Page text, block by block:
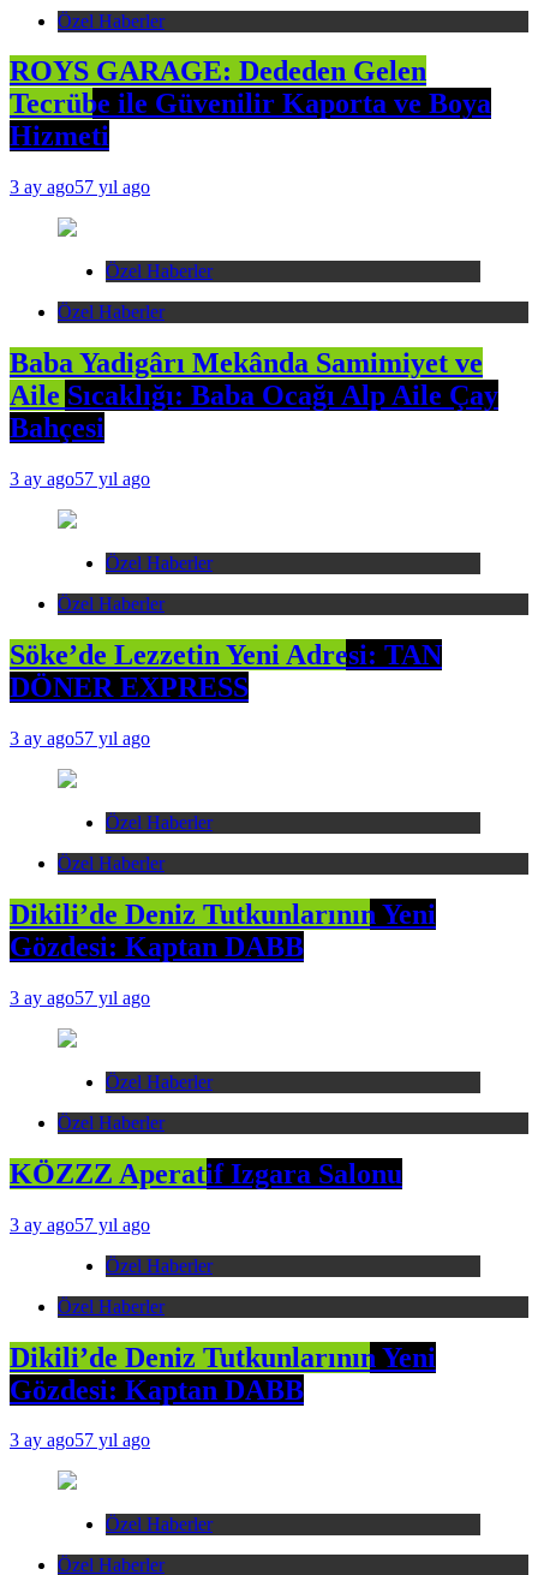
Özel Haberler
ROYS GARAGE: Dededen Gelen
Tecrübe ile Güvenilir Kaporta ve Boya
Hizmeti
3 ay ago57 yıl ago
Özel Haberler
Özel Haberler
Baba Yadigârı Mekânda Samimiyet ve
Aile Sıcaklığı: Baba Ocağı Alp Aile Çay
Bahçesi
3 ay ago57 yıl ago
Özel Haberler
Özel Haberler
Söke’de Lezzetin Yeni Adresi: TAN
DÖNER EXPRESS
3 ay ago57 yıl ago
Özel Haberler
Özel Haberler
Dikili’de Deniz Tutkunlarının Yeni
Gözdesi: Kaptan DABB
3 ay ago57 yıl ago
Özel Haberler
Özel Haberler
KÖZZZ Aperatif Izgara Salonu
3 ay ago57 yıl ago
Özel Haberler
Özel Haberler
Dikili’de Deniz Tutkunlarının Yeni
Gözdesi: Kaptan DABB
3 ay ago57 yıl ago
Özel Haberler
Özel Haberler